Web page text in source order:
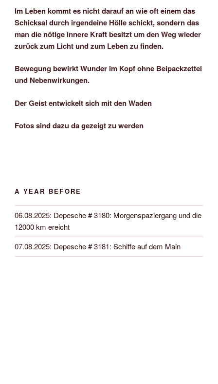
Im Leben kommt es nicht darauf an wie oft einem das
Schicksal durch irgendeine Hölle schickt, sondern das
man die nötige innere Kraft besitzt um den Weg wieder
zurück zum Licht und zum Leben zu finden.
Bewegung bewirkt Wunder im Kopf ohne Beipackzettel
und Nebenwirkungen.
Der Geist entwickelt sich mit den Waden
Fotos sind dazu da gezeigt zu werden
A YEAR BEFORE
06.08.2025: Depesche # 3180: Morgenspaziergang und die
12000 km ereicht
07.08.2025: Depesche # 3181: Schiffe auf dem Main